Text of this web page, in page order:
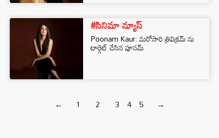
#సినిమా న్యూస్
Poonam Kaur: మరోసారి త్రివిక్రమ్ ను
టార్గెట్ చేసిన పూనమ్
← 1 2 3 4 5 →